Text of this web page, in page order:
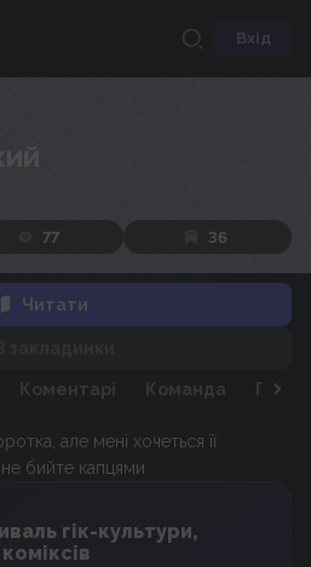
Вхід
77 36
Читати
Коментарі Команда
але мені хочеться її
бийте капцями
гік-культури,